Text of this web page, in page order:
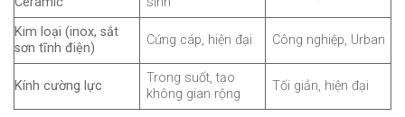
Kim loại (inox, sắt
sơn tĩnh điện)
Cứng cáp, hiện đại Công nghiệp, Urban
Kính cường lực
Trong suốt, tạo
không gian rộng
Tối giản, hiện đại